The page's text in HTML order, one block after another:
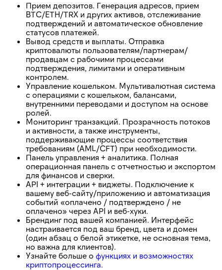
Прием депозитов. Генерация адресов, прием
BTC/ETH/TRX и других активов, отслеживание
подтверждений и автоматическое обновление
статусов платежей.
Вывод средств и выплаты. Отправка
криптовалюты пользователям/партнерам/
продавцам с рабочими процессами
подтверждения, лимитами и оперативным
контролем.
Управление кошельком. Мультивалютная система
с операциями с кошельком, балансами,
внутренними переводами и доступом на основе
ролей.
Мониторинг транзакций. Прозрачность потоков
и активности, а также инструменты,
поддерживающие процессы соответствия
требованиям (AML/CFT) при необходимости.
Панель управления + аналитика. Полная
операционная панель с отчетностью и экспортом
для финансов и сверки.
API + интеграции + виджеты. Подключение к
вашему веб-сайту/приложению и автоматизация
событий «оплачено / подтверждено / не
оплачено» через API и веб-хуки.
Брендинг под вашей компанией. Интерфейс
настраивается под ваш бренд, цвета и домен
(один абзац о белой этикетке, не основная тема,
но важна для клиентов).
Узнайте больше о функциях и возможностях
криптопроцессинга.